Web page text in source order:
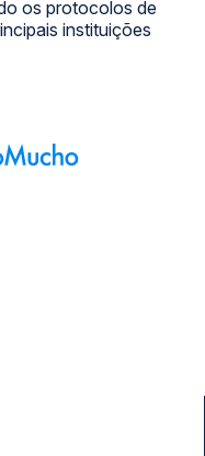
os protocolos de
instituições